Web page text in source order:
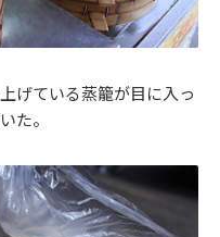
げている蒸籠が目に入っ
た。